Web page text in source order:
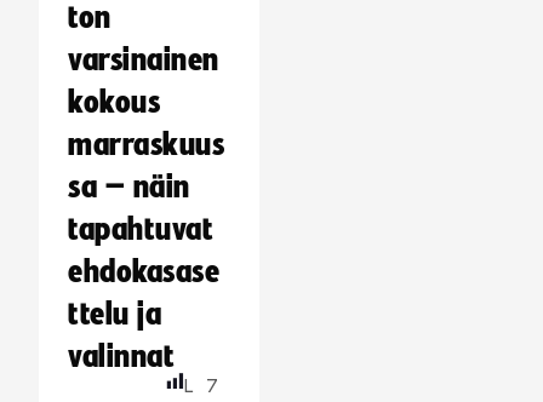
ton
varsinainen
kokous
marraskuus
sa – näin
tapahtuvat
ehdokasase
ttelu ja
valinnat
L
7